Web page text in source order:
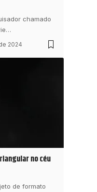
chamado
…
2024
no céu
de formato